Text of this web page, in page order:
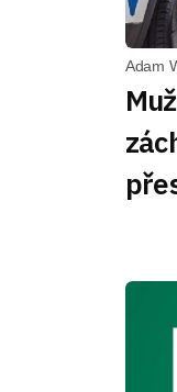
Adam